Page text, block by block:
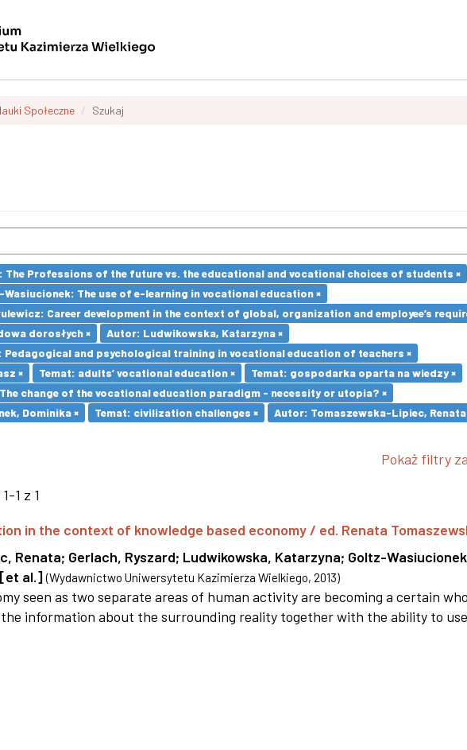
Społeczne Szukaj
The Professions of the future vs. the educational and vocational choices of students ×
The use of e-learning in vocational education ×
Career development in the context of global, organization and employee’s
dorosłych ×
Autor: Ludwikowska, Katarzyna ×
Pedagogical and psychological training in vocational education of teachers ×
×
Temat: adults’ vocational education ×
Temat: gospodarka oparta na wiedzy ×
change of the vocational education paradigm - necessity or utopia? ×
Dominika ×
Temat: civilization challenges ×
Autor: Tomaszewska-Lipiec, Renata
Pokaż filtry
1 z 1
in the context of knowledge based economy / ed. Renata
Renata; Gerlach, Ryszard; Ludwikowska, Katarzyna; Goltz-
[et al.] (Wydawnictwo Uniwersytetu Kazimierza Wielkiego, 2013)
seen as two separate areas of human activity are becoming a certain
information about the surrounding reality together with the ability to